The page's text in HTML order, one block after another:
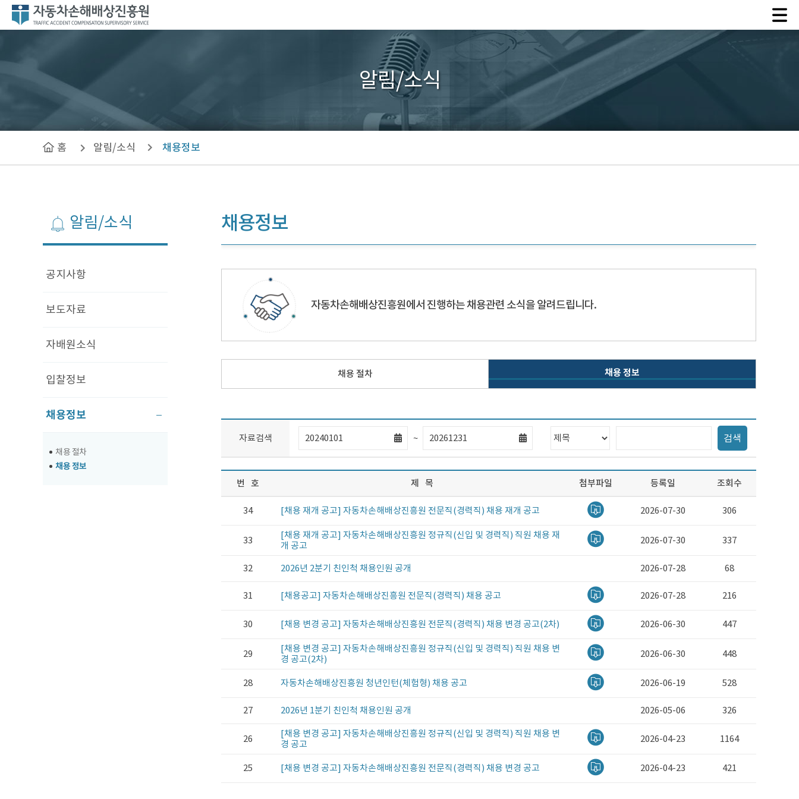
자
손
원
알림/소식
홈 알림/소식 채용정보
알림/소식
공지사항
보도자료
자배원소식
입찰정보
채용정보
채용 절차
채용 정보
채용정보
자동차손해배상진흥원에서 진행하는 채용관련 소식을 알려드립니다.
채용 절차 채용 정보
자료검색
자
료
검
시
일
~
자
료
검
마
지
막
일
검
색
범
선
검
어
력
검색
번 호 제 목 첨부파일 등록일 조회수
34 [채용 재개 공고] 자동차손해배상진흥원 전문직(경력직) 채용 재개 공고 2026-07-30 306
33
[채용 재개 공고] 자동차손해배상진흥원 정규직(신입 및 경력직) 직원 채용 재
개 공고
2026-07-30 337
32 2026년 2분기 친인척 채용인원 공개 2026-07-28 68
31 [채용공고] 자동차손해배상진흥원 전문직(경력직) 채용 공고 2026-07-28 216
30 [채용 변경 공고] 자동차손해배상진흥원 전문직(경력직) 채용 변경 공고(2차) 2026-06-30 447
29
[채용 변경 공고] 자동차손해배상진흥원 정규직(신입 및 경력직) 직원 채용 변
경 공고(2차)
2026-06-30 448
28 자동차손해배상진흥원 청년인턴(체험형) 채용 공고 2026-06-19 528
27 2026년 1분기 친인척 채용인원 공개 2026-05-06 326
26
[채용 변경 공고] 자동차손해배상진흥원 정규직(신입 및 경력직) 직원 채용 변
경 공고
2026-04-23 1164
25 [채용 변경 공고] 자동차손해배상진흥원 전문직(경력직) 채용 변경 공고 2026-04-23 421